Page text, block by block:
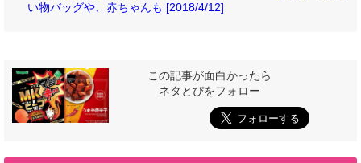
い物バッグや、赤ちゃんも [2018/4/12]
この記事が面白かったら
ネタとぴをフォロー